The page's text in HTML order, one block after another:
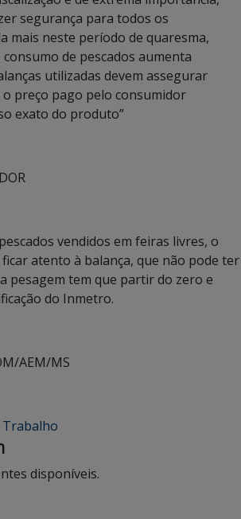
segurança para todos os
mais neste período de quaresma,
de pescados aumenta
utilizadas devem assegurar
preço pago pelo consumidor
exato do produto”
vendidos em feiras livres, o
atento à balança, que não pode ter
pesagem tem que partir do zero e
do Inmetro.
AEM/MS
disponíveis.